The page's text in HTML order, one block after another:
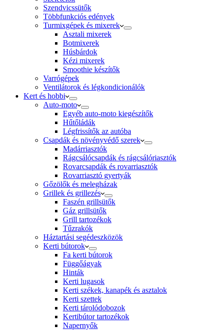
Szendvicssütők
Többfunkciós edények
Turmixgépek és mixerek
Asztali mixerek
Botmixerek
Húsbárdok
Kézi mixerek
Smoothie készítők
Varrógépek
Ventilátorok és légkondicionálók
Kert és hobbi
Auto-moto
Egyéb auto-moto kiegészítők
Hűtőládák
Légfrissítők az autóba
Csapdák és növényvédő szerek
Madárriasztók
Rágcsálócsapdák és rágcsálóriasztók
Rovarcsapdák és rovarriasztók
Rovarriasztó gyertyák
Gőzölők és melegházak
Grillek és grillezés
Faszén grillsütők
Gáz grillsütők
Grill tartozékok
Tűzrakók
Háztartási segédeszközök
Kerti bútorok
Fa kerti bútorok
Függőágyak
Hinták
Kerti lugasok
Kerti székek, kanapék és asztalok
Kerti szettek
Kerti tárolódobozok
Kertibútor tartozékok
Napernyők